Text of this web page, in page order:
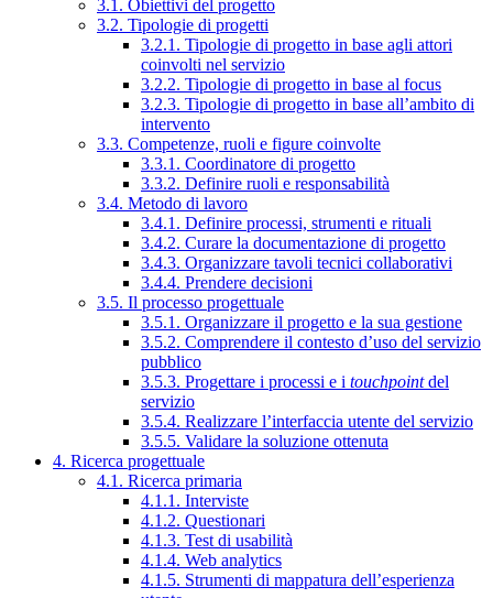
3.1. Obiettivi del progetto
3.2. Tipologie di progetti
3.2.1. Tipologie di progetto in base agli attori
coinvolti nel servizio
3.2.2. Tipologie di progetto in base al focus
3.2.3. Tipologie di progetto in base all’ambito di
intervento
3.3. Competenze, ruoli e figure coinvolte
3.3.1. Coordinatore di progetto
3.3.2. Definire ruoli e responsabilità
3.4. Metodo di lavoro
3.4.1. Definire processi, strumenti e rituali
3.4.2. Curare la documentazione di progetto
3.4.3. Organizzare tavoli tecnici collaborativi
3.4.4. Prendere decisioni
3.5. Il processo progettuale
3.5.1. Organizzare il progetto e la sua gestione
3.5.2. Comprendere il contesto d’uso del servizio
pubblico
3.5.3. Progettare i processi e i touchpointdel
servizio
3.5.4. Realizzare l’interfaccia utente del servizio
3.5.5. Validare la soluzione ottenuta
4. Ricerca progettuale
4.1. Ricerca primaria
4.1.1. Interviste
4.1.2. Questionari
4.1.3. Test di usabilità
4.1.4. Web analytics
4.1.5. Strumenti di mappatura dell’esperienza